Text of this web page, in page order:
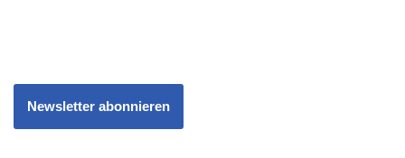
Newsletter abonnieren